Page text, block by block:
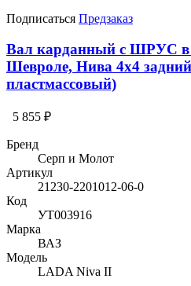
Подписаться Предзаказ
Вал карданный с ШРУС в
Шевроле, Нива 4х4
пластмассовый)
5 855 ₽
Бренд
Серп и Молот
Артикул
21230-2201012-06-0
Код
УТ003916
Марка
ВАЗ
Модель
LADA Niva II